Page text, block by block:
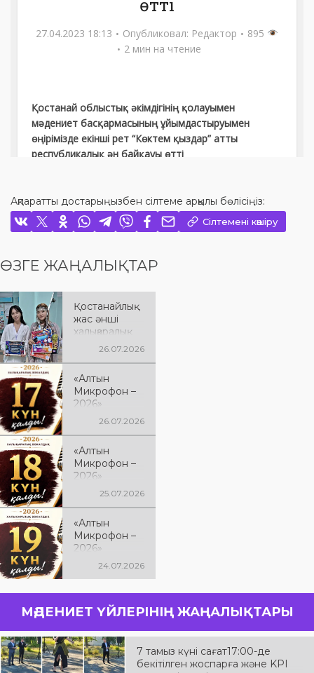
Ақпаратты достарыңызбен сілтеме арқылы бөлісіңіз:
Сілтемені көшіру
ӨЗГЕ ЖАҢАЛЫҚТАР
Қостанайлық
жас әнші
халықаралық
байқауда26.07.2026
«Алтын
Микрофон –
2026»
халықаралық
күн қалды
26.07.2026
«Алтын
Микрофон –
2026»
халықаралық
күн қалды
25.07.2026
«Алтын
Микрофон –
2026»
халықаралық
24.07.2026
МӘДЕНИЕТ ҮЙЛЕРІНІҢ ЖАҢАЛЫҚТАРЫ
7 тамыз күні сағат17:00-де
бекітілген жоспарға және KPI